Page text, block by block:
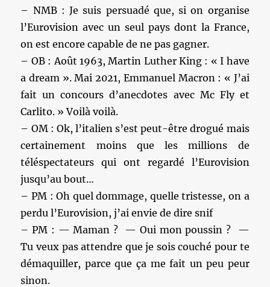
– NMB : Je suis persuadé que, si on organise
l’Eurovision avec un seul pays dont la France,
on est encore capable de ne pas gagner.
– OB : Août 1963, Martin Luther King : « I have
a dream ». Mai 2021, Emmanuel Macron : « J’ai
fait un concours d’anecdotes avec Mc Fly et
Carlito. » Voilà voilà.
– OM : Ok, l’italien s’est peut-être drogué mais
certainement moins que les millions de
téléspectateurs qui ont regardé l’Eurovision
jusqu’au bout…
– PM : Oh quel dommage, quelle tristesse, on a
perdu l’Eurovision, j’ai envie de dire snif
– PM : — Maman ? — Oui mon poussin ? —
Tu veux pas attendre que je sois couché pour te
démaquiller, parce que ça me fait un peu peur
sinon.